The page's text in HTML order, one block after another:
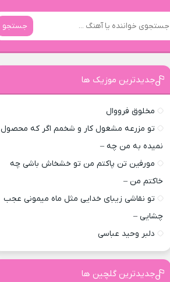
جستجو
جدیدترین موزیک ها
مخلوق فرووال
تو مزرعه مشغول کار و شخمم اگر که محصول
نمیده به من چه –
مورفین تن پاکتم من تو خشخاش باشی چه
خاکتم من –
تو نقاشی زیبای خدایی مثل ماه میمونی عجب
چشایی –
دلبر وحید عباسی
جدیدترین گلچین ها